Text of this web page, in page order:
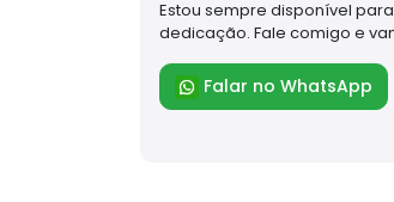
Estou sempre disponível
dedicação. Fale comigo e
Falar no WhatsApp